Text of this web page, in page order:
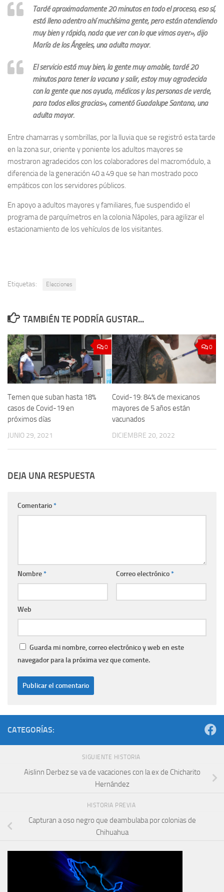
Tardé aproximadamente 20 minutos en todo el proceso, eso sí,
está lleno adentro ahí muchísima gente, pero están atendiendo
muy bien y rápido, nada que ver con lo que vimos ayer», dijo
María de los Ángeles, una adulta mayor.
El servicio está muy bien, la gente muy amable, tardé 20
minutos para tener la vacuna y salir, estoy muy agradecida
con la gente que nos ayuda, médicos y las personas de verde,
para todos ellos gracias», comentó Guadalupe Santana, una
adulta mayor.
Entre chamarras y sombrillas, por la lluvia que se registró esta tarde
en la zona sur, oriente y poniente los adultos mayores se
mostraron agradecidos con los colaboradores del macromódulo, a
diferencia de la generación 40 a 49 que se han mostrado poco
empáticos con los servidores públicos.
En apoyo a adultos mayores y familiares, fue suspendido el
programa de parquímetros en la colonia Nápoles, para agilizar el
estacionamiento de los vehículos de los visitantes.
Etiquetas: Elecciones
TAMBIÉN TE PODRÍA GUSTAR...
0
Temen que suban hasta 18%
casos de Covid-19 en
próximos días
JUNIO 29, 2021
0
Covid-19: 84% de mexicanos
mayores de 5 años están
vacunados
DICIEMBRE 20, 2022
DEJA UNA RESPUESTA
Comentario*
Nombre* Correo electrónico*
Web
Guarda mi nombre, correo electrónico y web en este
navegador para la próxima vez que comente.
CATEGORÍAS:
SIGUIENTE HISTORIA
Aislinn Derbez se va de vacaciones con la ex de Chicharito
Hernández
HISTORIA PREVIA
Capturan a oso negro que deambulaba por colonias de
Chihuahua